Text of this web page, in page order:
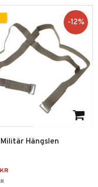
till i favoriter
Hängslen
KR
12%